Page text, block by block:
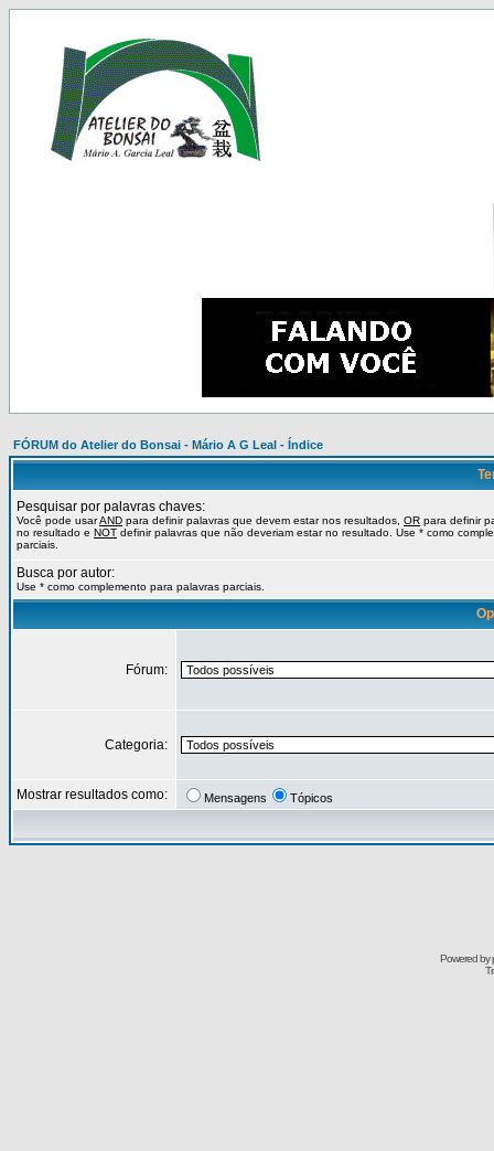
FÓRUM do Atelier do Bonsai - Mário A G Leal - Índice
Pesquisar por palavras chaves:
Você pode usarAND para definir palavras que devem estar nos resultados, OR para definir
no resultado e NOT definir palavras que não deveriam estar no resultado. Use * como
parciais.
Busca por autor:
Use * como complemento para palavras parciais.
Fórum:
Categoria:
Mostrar resultados como: Mensagens Tópicos
Powered by